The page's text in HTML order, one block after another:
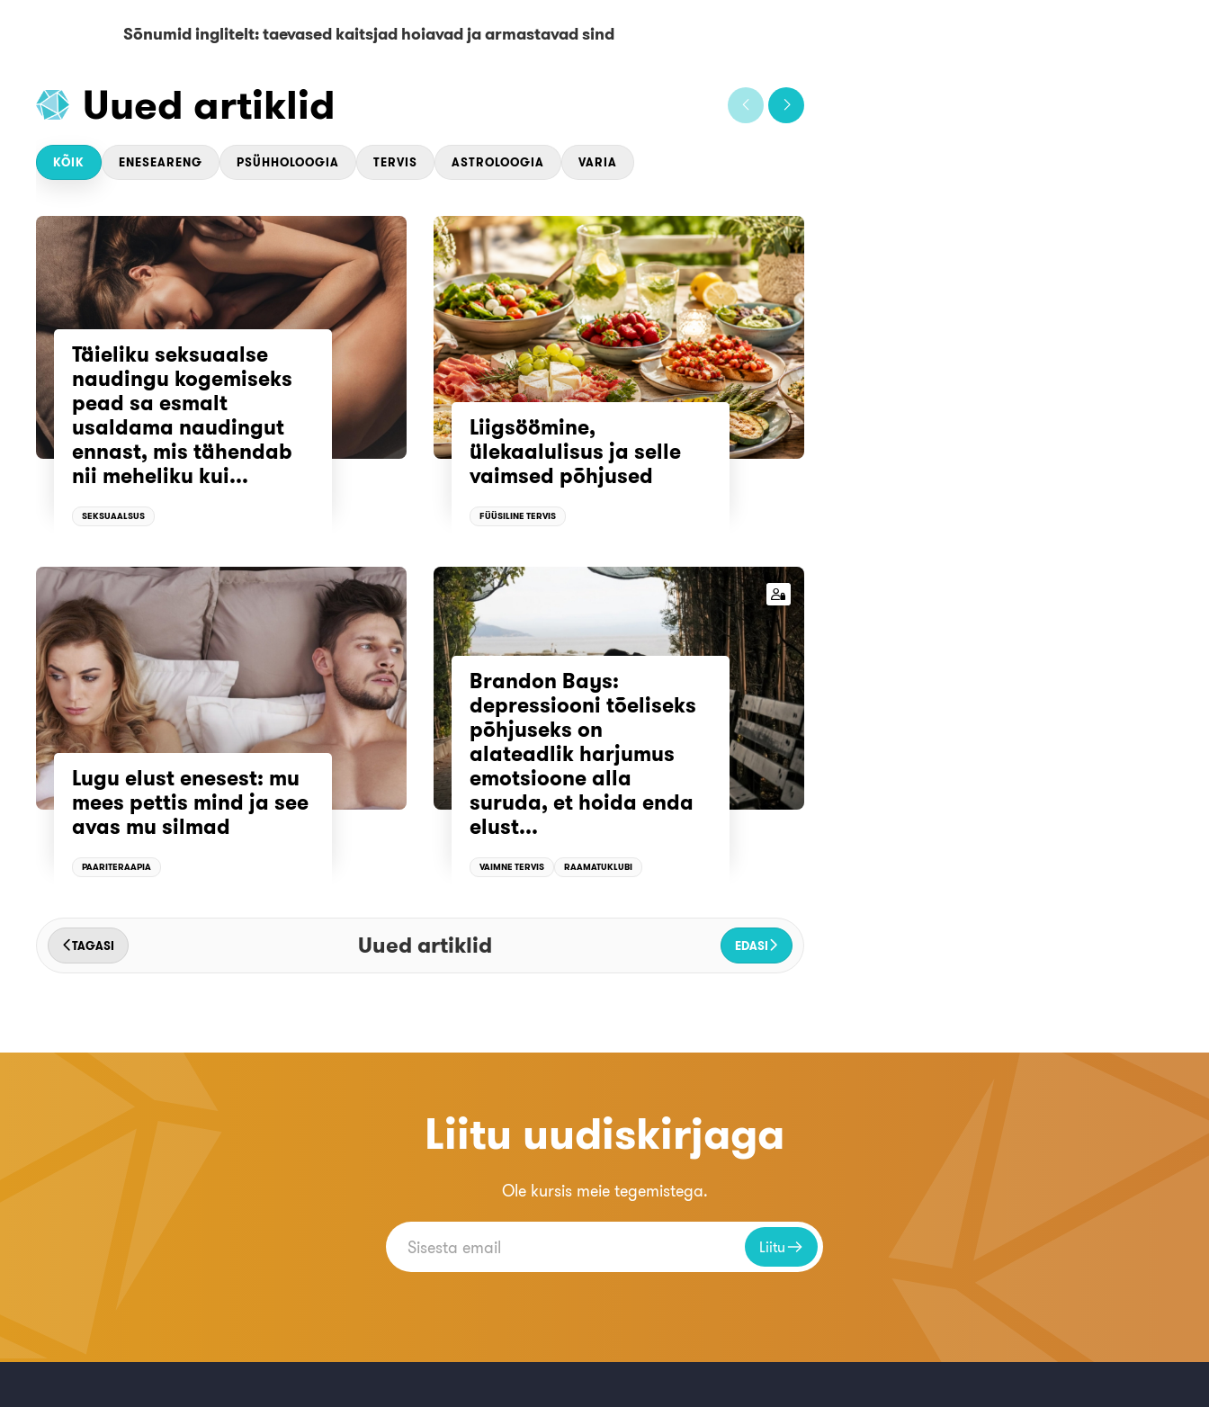
Sõnumid inglitelt: taevased kaitsjad hoiavad ja armastavad sind
Uued artiklid
KÕIK ENESEARENG PSÜHHOLOOGIA TERVIS ASTROLOOGIA VARIA
Täieliku seksuaalse
naudingu kogemiseks
pead sa esmalt
usaldama naudingut
ennast, mis tähendab
nii meheliku kui...
SEKSUAALSUS
Liigsöömine,
ülekaalulisus ja selle
vaimsed põhjused
FÜÜSILINE TERVIS
Lugu elust enesest: mu
mees pettis mind ja see
avas mu silmad
PAARITERAAPIA
Brandon Bays:
depressiooni tõeliseks
põhjuseks on
alateadlik harjumus
emotsioone alla
suruda, et hoida enda
elust...
VAIMNE TERVIS RAAMATUKLUBI
TAGASI Uued artiklid EDASI
Liitu uudiskirjaga
Ole kursis meie tegemistega.
Liitu